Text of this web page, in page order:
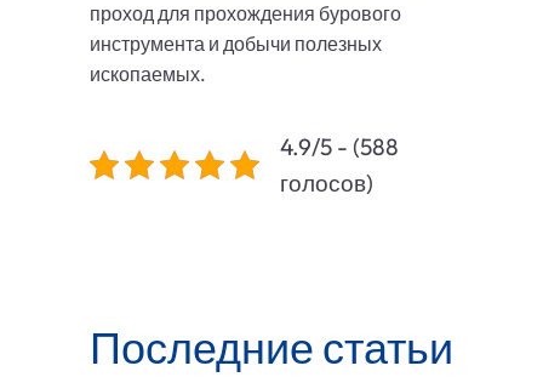
проход для прохождения бурового
инструмента и добычи полезных
ископаемых.
4.9/5 - (588
голосов)
Последние статьи